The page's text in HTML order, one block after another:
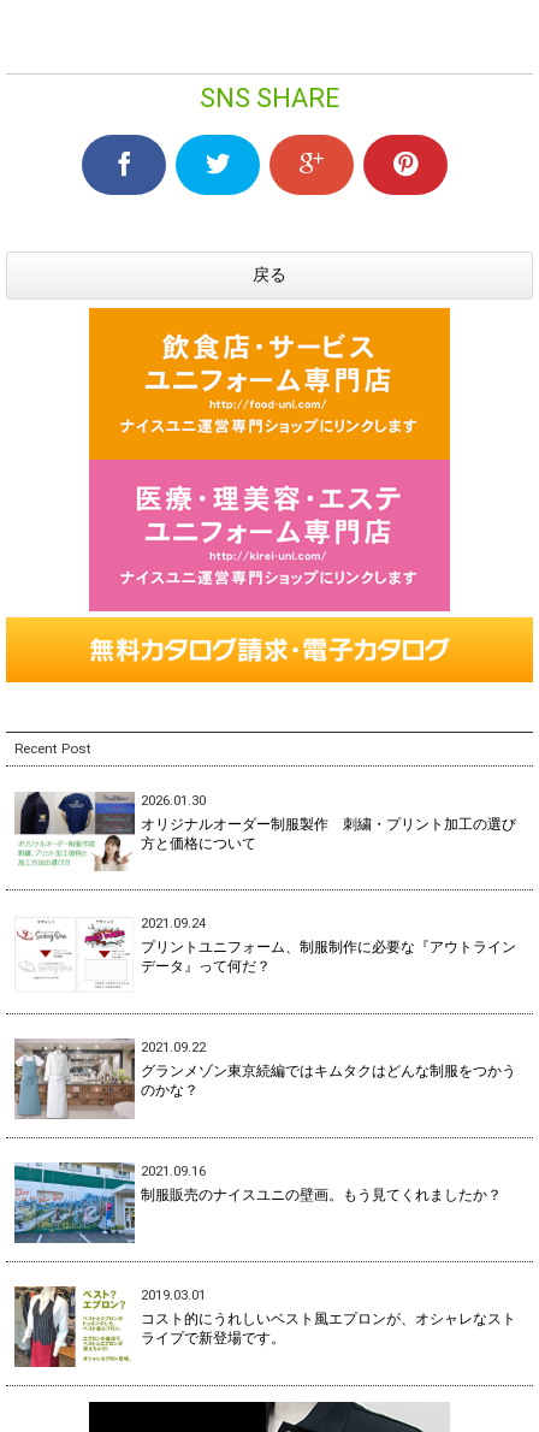
SNS SHARE
戻る
Recent Post
2026.01.30
オリジナルオーダー制服製作 刺繍・プリント加工の選び
方と価格について
2021.09.24
プリントユニフォーム、制服制作に必要な『アウトライン
データ』って何だ？
2021.09.22
グランメゾン東京続編ではキムタクはどんな制服をつかう
のかな？
2021.09.16
制服販売のナイスユニの壁画。もう見てくれましたか？
2019.03.01
コスト的にうれしいベスト風エプロンが、オシャレなスト
ライプで新登場です。